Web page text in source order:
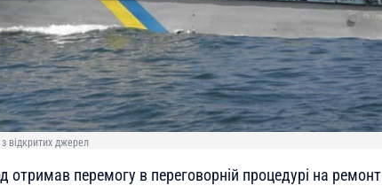
відкритих джерел
отримав перемогу в переговорній процедурі на ремонт